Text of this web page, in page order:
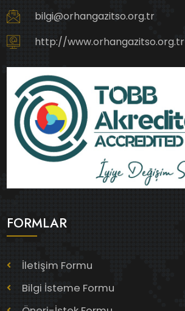
bilgi@orhangazitso.org.tr
http://www.orhangazitso.org.tr
FORMLAR
İletişim Formu
Bilgi İsteme Formu